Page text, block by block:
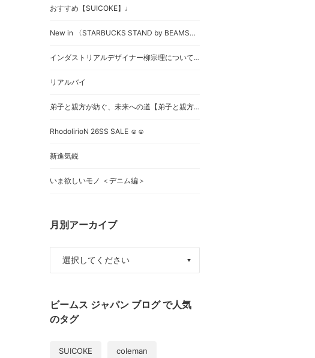
おすすめ【SUICOKE】♩
New in 〈STARBUCKS STAND by BEAMS〉×〈Coleman〉
インダストリアルデザイナー柳宗理について❶
リアルバイ
弟子と親方が紡ぐ、未来への道【弟子と親方展】
RhodolirioN 26SS SALE ☺︎☺︎
新進気鋭
いま欲しいモノ ＜デニム編＞
月別アーカイブ
ビームス ジャパン ブログ で人気
のタグ
SUICOKE coleman